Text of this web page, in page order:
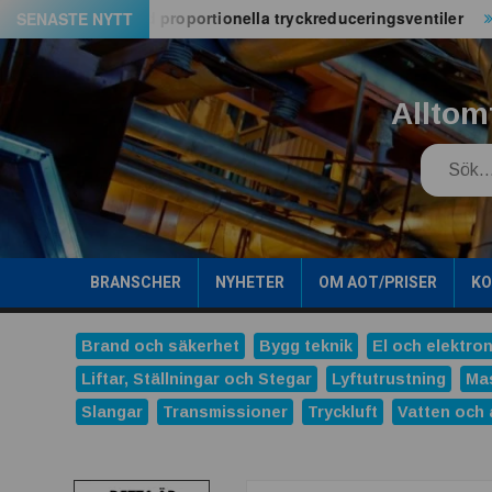
Hoppa
till
innehåll
SENASTE NYTT
serien med proportionella tryckreduceringsventiler
Search
BRANSCHER NYHETER OM AOT/PRISER
Brand och säkerhet Bygg teknik El och
Liftar, Ställningar och Stegar
Lyftutrustning
Slangar
Transmissioner Tryckluft Vatten och